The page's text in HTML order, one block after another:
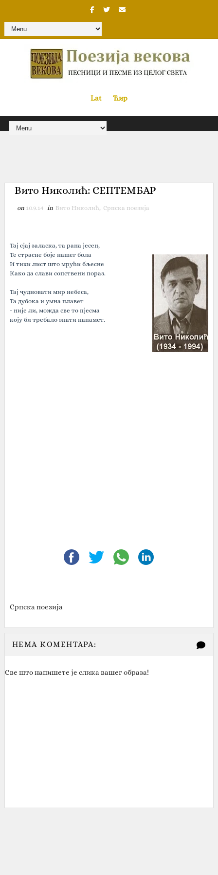
Lat« Ћир
Вито Николић: СЕПТЕМБАР
on 10.9.14 in Вито Николић, Српска поезија
Тај сјај заласка, та рана јесен,
Те страсне боје нашег бола
И тихи лист што мрући бљесне
Како да слави сопствени пораз.
Тај чудновати мир небеса,
Та дубока и умна плавет
- није ли, можда све то пјесма
коју би требало знати напамет.
Српска поезија
НЕМА КОМЕНТАРА:
Све што напишете је слика вашег образа!